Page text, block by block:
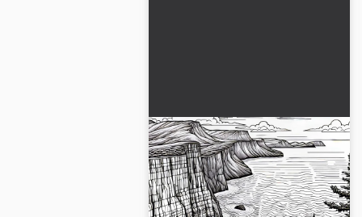
Uçsuz bucaksız deniz ve
kayalıklar görünümü -
Ücretsiz bir manzara
boyama resmi
Deniz kenarındaki kayalıkların
güzelliğini keşfet. Şimdi ücretsiz